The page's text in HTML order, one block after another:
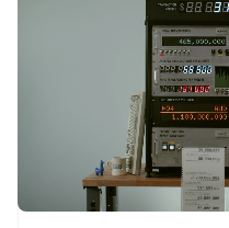
数据
更多
Product roadmap
了解未来规划
按行业
AI 企业
创作者经
游戏
酒店、旅
保险
媒体与娱
资源
应用集成
代码示例
开发者博
API 状态
招聘
资讯中
Stripe
联系
联系
成为合